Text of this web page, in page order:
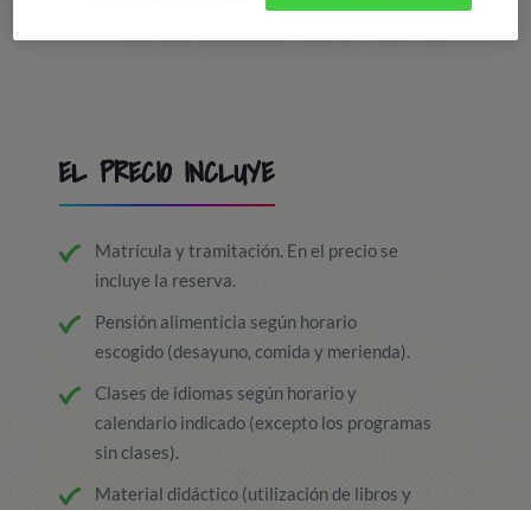
EL PRECIO INCLUYE
Matrícula y tramitación. En el precio se
incluye la reserva.
Pensión alimenticia según horario
escogido (desayuno, comida y merienda).
Clases de idiomas según horario y
calendario indicado (excepto los programas
sin clases).
Material didáctico (utilización de libros y